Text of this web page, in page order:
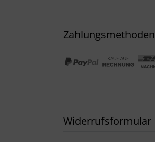
Zahlungsmethoden
Widerrufsformular